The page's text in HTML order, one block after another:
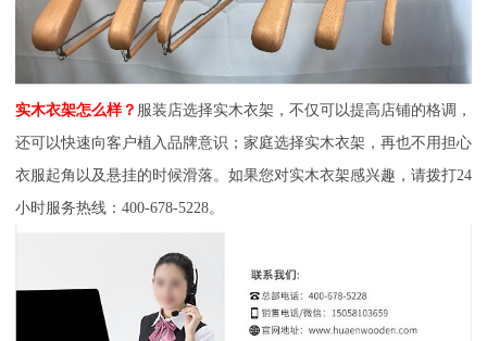
实木衣架怎么样？ 服装店选择实木衣架，不仅可以提高店铺的格调，
还可以快速向客户植入品牌意识；家庭选择实木衣架，再也不用担心
衣服起角以及悬挂的时候滑落。如果您对实木衣架感兴趣，请拨打24
小时服务热线：400-678-5228。